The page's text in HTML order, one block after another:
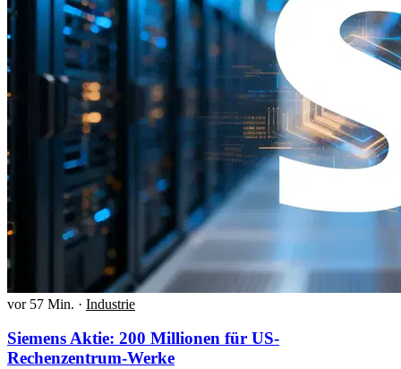
vor 57 Min. · Industrie
Siemens Aktie: 200 Millionen für US-
Rechenzentrum-Werke